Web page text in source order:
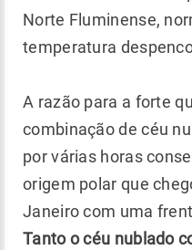
Norte Fluminense,
temperatura
A razão para a forte
combinação de céu
por várias horas
origem polar que
Janeiro com uma
Tanto o céu nublado